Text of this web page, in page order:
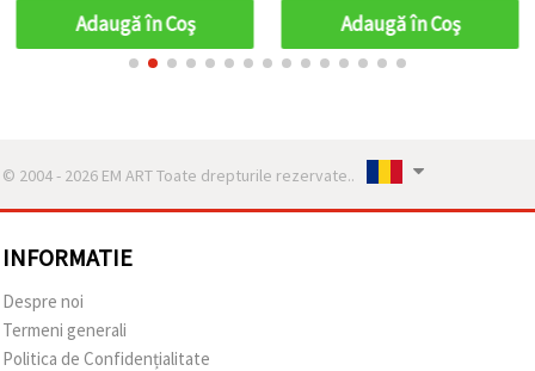
ușor de aplicat | DIY iarnă
& Crăciun, mixed media,
scrapbooking, proiecte cu
Adaugă în Coş
artă decorativă, formulă
ușor de aplicat
Adaugă în Coş
© 2004 - 2026 EM ART Toate drepturile rezervate..
INFORMATIE
Despre noi
Termeni generali
Politica de Confidențialitate